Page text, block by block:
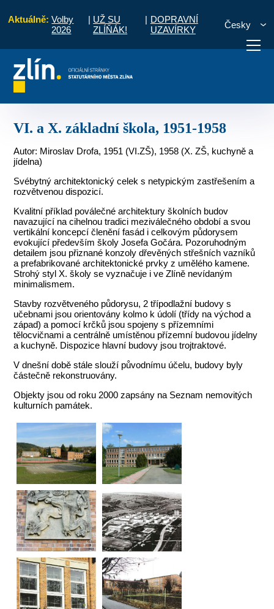
Aktuálně: Volby
2026
| UŽ SU
ZLÍŇÁK!
| DOPRAVNÍ
UZAVÍRKY
Česky
Potřebuji zaplatit
VI. a X. základní škola, 1951-1958
Autor: Miroslav Drofa, 1951 (VI.ZŠ), 1958 (X. ZŠ, kuchyně a
jídelna)
Svébytný architektonický celek s netypickým zastřešením a
rozvětvenou dispozicí.
Kvalitní příklad poválečné architektury školních budov
navazující na cihelnou tradici meziválečného období a svou
vertikální koncepcí členění fasád i celkovým půdorysem
evokující především školy Josefa Gočára. Pozoruhodným
detailem jsou přiznané konzoly dřevěných střešních vazníků
a prefabrikované architektonické prvky z umělého kamene.
Strohý styl X. školy se vyznačuje i ve Zlíně nevídaným
minimalismem.
Stavby rozvětveného půdorysu, 2 třípodlažní budovy s
učebnami jsou orientovány kolmo k údolí (třídy na východ a
západ) a pomocí krčků jsou spojeny s přízemními
tělocvičnami a centrálně umístěnou přízemní budovou jídelny
a kuchyně. Dispozice hlavní budovy jsou trojtraktové.
V dnešní době stále slouží původnímu účelu, budovy byly
částečně rekonstruovány.
Objekty jsou od roku 2000 zapsány na Seznam nemovitých
kulturních památek.